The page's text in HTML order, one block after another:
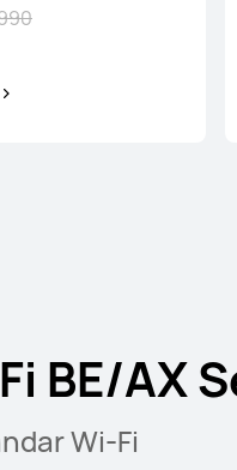
BE/AX
Wi-Fi
HUAWEI WiFi Mesh
BE/